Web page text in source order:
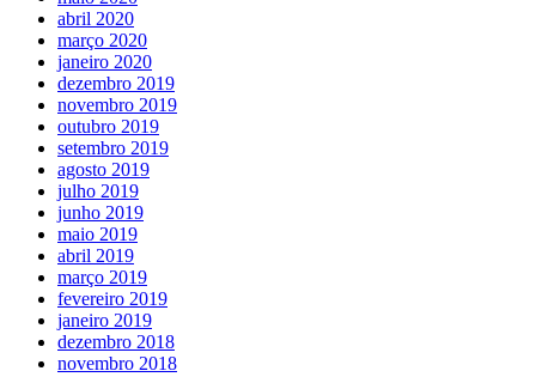
abril 2020
março 2020
janeiro 2020
dezembro 2019
novembro 2019
outubro 2019
setembro 2019
agosto 2019
julho 2019
junho 2019
maio 2019
abril 2019
março 2019
fevereiro 2019
janeiro 2019
dezembro 2018
novembro 2018